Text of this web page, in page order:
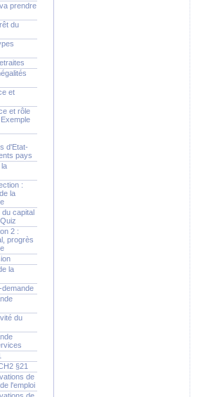
prendre
du
et
et rôle
d'Etat-
pays
la
:
la
du capital
2 :
progrès
la
demande
du
§21
de
l'emploi